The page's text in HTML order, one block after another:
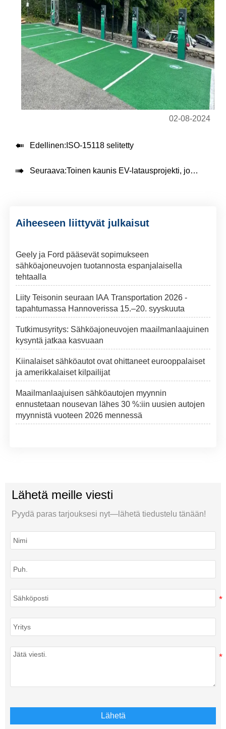
02-08-2024
 Edellinen: ISO-15118 selitetty
 Seuraava:Toinen kaunis EV-latausprojekti, jonka Teison-tiimi on suorittanut Chilessä.
Aiheeseen liittyvät julkaisut
Geely ja Ford pääsevät sopimukseen
sähköajoneuvojen tuotannosta espanjalaisella
tehtaalla
Liity Teisonin seuraan IAA Transportation 2026 -
tapahtumassa Hannoverissa 15.–20. syyskuuta
Tutkimusyritys: Sähköajoneuvojen maailmanlaajuinen
kysyntä jatkaa kasvuaan
Kiinalaiset sähköautot ovat ohittaneet eurooppalaiset
ja amerikkalaiset kilpailijat
Maailmanlaajuisen sähköautojen myynnin
ennustetaan nousevan lähes 30 %:iin uusien autojen
myynnistä vuoteen 2026 mennessä
Lähetä meille viesti
Pyydä paras tarjouksesi nyt—lähetä tiedustelu tänään!
Lähetä